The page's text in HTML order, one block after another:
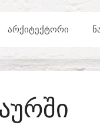
ᲐᲠᲥᲘᲢᲔᲥᲢᲝᲠᲘ